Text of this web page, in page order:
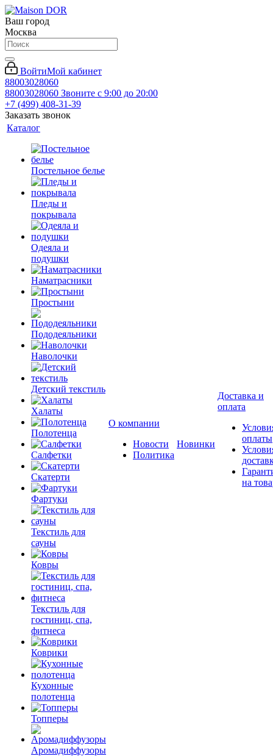
Ваш город
Москва
ВойтиМой кабинет
88003028060
88003028060 Звоните с 9:00 до 20:00
+7 (499) 408-31-39
Заказать звонок
Каталог
Постельное белье
Пледы и
покрывала
Одеяла и
подушки
Наматрасники
Простыни
Пододеяльники
Наволочки
Детский текстиль
Халаты
Полотенца
Салфетки
Скатерти
Фартуки
Текстиль для
сауны
Ковры
Текстиль для
гостиниц, спа,
фитнеса
Коврики
Кухонные
полотенца
Топперы
Аромадиффузоры
О компании
Новости
Политика
Новинки
Доставка и
оплата
оплаты
на